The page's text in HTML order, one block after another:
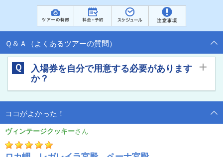
Ｑ＆Ａ（よくあるツアーの質問）
Ｑ
入場券を自分で用意する必要があります
か？
Ａ
します。 入場券と入場予約が含まれている、日本語ガイド付のプ
ランでのご参加をお勧めしています。
ココがよかった！
ヴィンテージクッキー